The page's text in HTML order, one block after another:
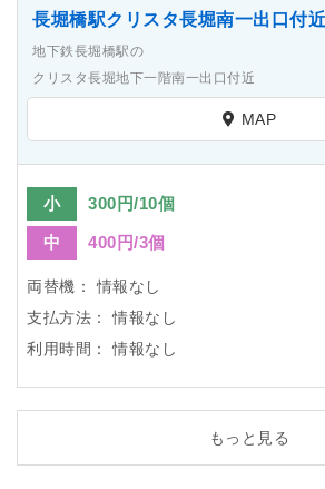
長堀橋駅クリスタ長堀南一出口付近
地下鉄長堀橋駅の
クリスタ長堀地下一階南一出口付近
MAP
小 300円/10個
中 400円/3個
両替機：
情報なし
支払方法：
情報なし
利用時間：
情報なし
もっと見る